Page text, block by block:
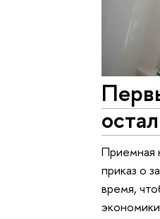
Приемная
приказ о
время,